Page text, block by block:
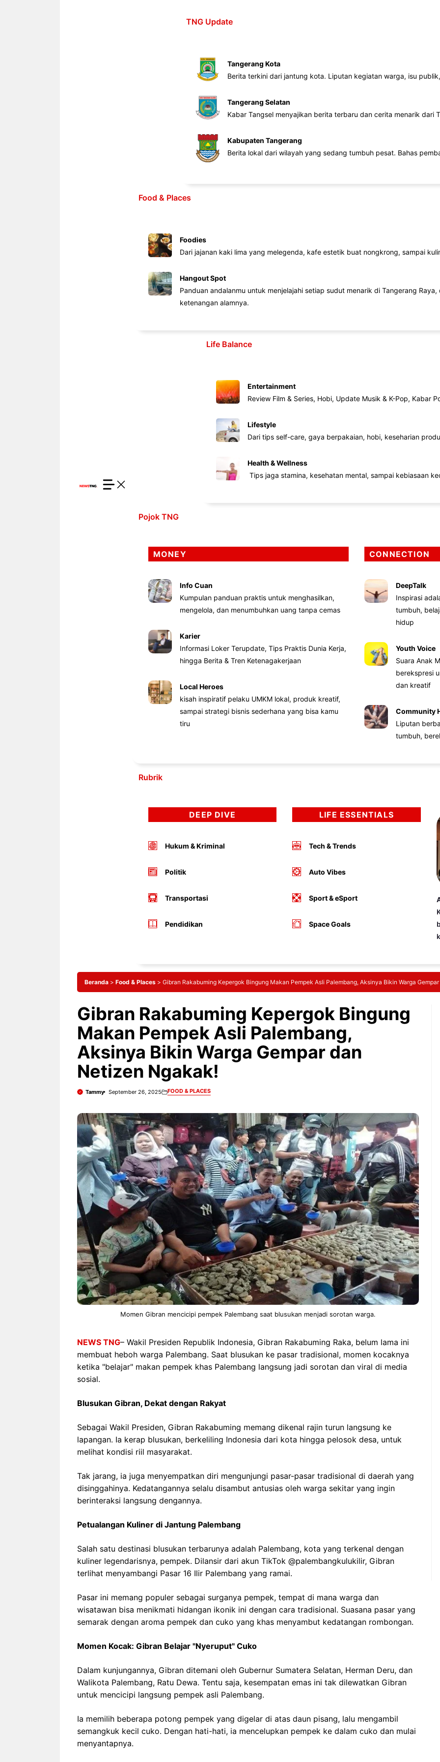
TNG Update
Tangerang Kota
Berita terkini dari jantung kota. Liputan kegiatan warga, isu
Tangerang Selatan
Kabar Tangsel menyajikan berita terbaru dan cerita menarik dari
Kabupaten Tangerang
Berita lokal dari wilayah yang sedang tumbuh pesat. Bahas
Food & Places
Foodies
Dari jajanan kaki lima yang melegenda, kafe estetik buat nongkrong, sampai
Hangout Spot
Panduan andalanmu untuk menjelajahi setiap sudut menarik di Tangerang
ketenangan alamnya.
Life Balance
Entertainment
Review Film & Series, Hobi, Update Musik & K-Pop, Kabar
Lifestyle
Dari tips self-care, gaya berpakaian, hobi, keseharian
Health & Wellness
Tips jaga stamina, kesehatan mental, sampai kebiasaan
Pojok TNG
MONEY
Info Cuan
Kumpulan panduan praktis untuk menghasilkan,
mengelola, dan menumbuhkan uang tanpa cemas
Karier
Informasi Loker Terupdate, Tips Praktis Dunia Kerja,
hingga Berita & Tren Ketenagakerjaan
Local Heroes
kisah inspiratif pelaku UMKM lokal, produk kreatif,
sampai strategi bisnis sederhana yang bisa kamu
tiru
CONNECTION
DeepTalk
Inspirasi
tumbuh,
hidup
Youth Voice
Suara Anak
berekspresi
dan kreatif
Community
Liputan
tumbuh,
Rubrik
DEEP DIVE
Hukum & Kriminal
Politik
Transportasi
Pendidikan
LIFE ESSENTIALS
Tech & Trends
Auto Vibes
Sport & eSport
Space Goals
Beranda > Food & Places > Gibran Rakabuming Kepergok Bingung Makan Pempek Asli Palembang, Aksinya Bikin Warga
Gibran Rakabuming Kepergok Bingung
Makan Pempek Asli Palembang,
Aksinya Bikin Warga Gempar dan
Netizen Ngakak!
Tammy September 26, 2025 FOOD & PLACES
Momen Gibran mencicipi pempek Palembang saat blusukan menjadi sorotan warga.
NEWS TNG– Wakil Presiden Republik Indonesia, Gibran Rakabuming Raka, belum lama ini
membuat heboh warga Palembang. Saat blusukan ke pasar tradisional, momen kocaknya
ketika "belajar" makan pempek khas Palembang langsung jadi sorotan dan viral di media
sosial.
Blusukan Gibran, Dekat dengan Rakyat
Sebagai Wakil Presiden, Gibran Rakabuming memang dikenal rajin turun langsung ke
lapangan. Ia kerap blusukan, berkeliling Indonesia dari kota hingga pelosok desa, untuk
melihat kondisi riil masyarakat.
Tak jarang, ia juga menyempatkan diri mengunjungi pasar-pasar tradisional di daerah yang
disinggahinya. Kedatangannya selalu disambut antusias oleh warga sekitar yang ingin
berinteraksi langsung dengannya.
Petualangan Kuliner di Jantung Palembang
Salah satu destinasi blusukan terbarunya adalah Palembang, kota yang terkenal dengan
kuliner legendarisnya, pempek. Dilansir dari akun TikTok @palembangkulukilir, Gibran
terlihat menyambangi Pasar 16 Ilir Palembang yang ramai.
Pasar ini memang populer sebagai surganya pempek, tempat di mana warga dan
wisatawan bisa menikmati hidangan ikonik ini dengan cara tradisional. Suasana pasar yang
semarak dengan aroma pempek dan cuko yang khas menyambut kedatangan rombongan.
Momen Kocak: Gibran Belajar "Nyeruput" Cuko
Dalam kunjungannya, Gibran ditemani oleh Gubernur Sumatera Selatan, Herman Deru, dan
Walikota Palembang, Ratu Dewa. Tentu saja, kesempatan emas ini tak dilewatkan Gibran
untuk mencicipi langsung pempek asli Palembang.
Ia memilih beberapa potong pempek yang digelar di atas daun pisang, lalu mengambil
semangkuk kecil cuko. Dengan hati-hati, ia mencelupkan pempek ke dalam cuko dan mulai
menyantapnya.
NEWS TNG– Bandung –
Menyambut pergantian tahun
2026, restoran all you can eat
Kakkoii All You Can Eat Bandung
Sambut 2026, Kakkoii
Bandung Hadirkan Pesta All
You Can Eat Mulai Rp
145.000
NEWS TNG– Pernah gak sih
kamu mulai ngerjain sesuatu cuma
buat iseng-iseng, eh ternyata malah
jadi peluang bisnis yang
menguntungkan? ...
Dari Iseng Jadi Cuan: Kisah
TUM_ATUL yang Ubah
Hampers Jadi Bisnis Kece
NEWS TNG– Siapa yang tidak
kenal dengan kelezatan masakan
Jepang? Kuliner dari negeri
sakura ini memang sudah
mendunia dan punya ...
7 Menu
Restora
n
Jepang
yang
Wajib
Dicoba,
Bukan
Cuma
Sushi!